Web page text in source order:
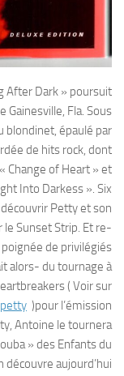
After Dark » poursuit
Gainesville, Fla. Sous
blondinet, épaulé par
de hits rock, dont
Change of Heart » et
Into Darkess ». Six
découvrir Petty et son
le Sunset Strip. Et re-
de privilégiés
alors- du tournage à
( Voir sur
)pour l’émission
Antoine le tournera
» des Enfants du
découvre aujourd’hui